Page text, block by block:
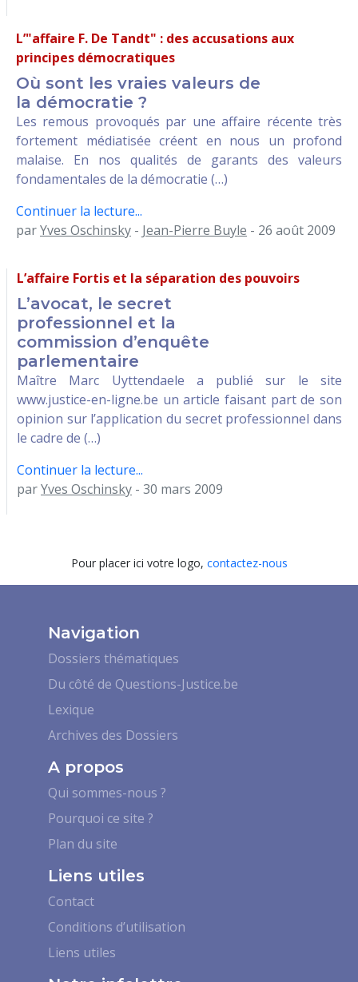
L’"affaire F. De Tandt" : des accusations aux
principes démocratiques
Où sont les vraies valeurs de
la démocratie ?
Les remous provoqués par une affaire récente très
fortement médiatisée créent en nous un profond
malaise. En nos qualités de garants des valeurs
fondamentales de la démocratie (…)
Continuer la lecture...
parYves Oschinsky - Jean-Pierre Buyle - 26 août 2009
L’affaire Fortis et la séparation des pouvoirs
L’avocat, le secret
professionnel et la
commission d’enquête
parlementaire
Maître Marc Uyttendaele a publié sur le site
www.justice-en-ligne.be un article faisant part de son
opinion sur l’application du secret professionnel dans
le cadre de (…)
Continuer la lecture...
parYves Oschinsky - 30 mars 2009
Pour placer ici votre logo, contactez-nous
Navigation
Dossiers thématiques
Du côté de Questions-Justice.be
Lexique
Archives des Dossiers
A propos
Qui sommes-nous ?
Pourquoi ce site ?
Plan du site
Liens utiles
Contact
Conditions d’utilisation
Liens utiles